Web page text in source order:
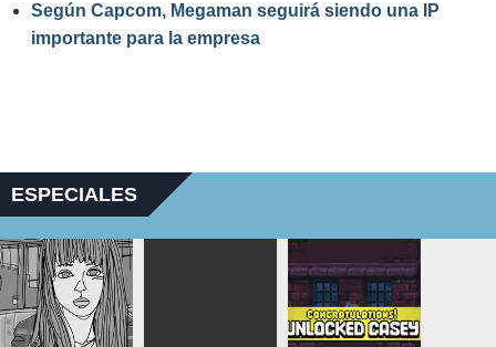
Según Capcom, Megaman seguirá siendo una IP
importante para la empresa
ESPECIALES